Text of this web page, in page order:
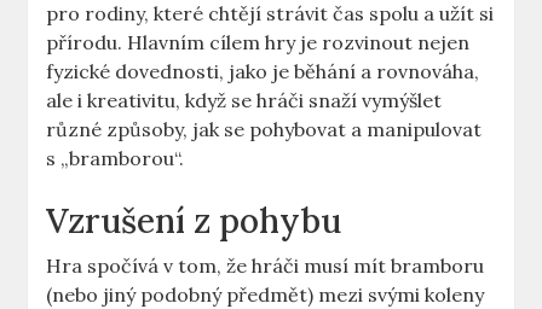
pro rodiny, které chtějí strávit čas spolu a užít si
přírodu. Hlavním cílem hry je rozvinout nejen
fyzické dovednosti, jako je běhání a rovnováha,
ale i kreativitu, když se hráči snaží vymýšlet
různé způsoby, jak se pohybovat a manipulovat
s „bramborou“.
Vzrušení z pohybu
Hra spočívá v tom, že hráči musí mít bramboru
(nebo jiný podobný předmět) mezi svými koleny